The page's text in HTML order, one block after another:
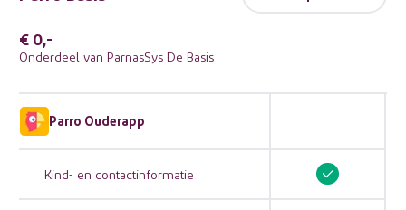
€ 0,-
Onderdeel van ParnasSys De Basis
Parro Ouderapp
Kind- en contactinformatie